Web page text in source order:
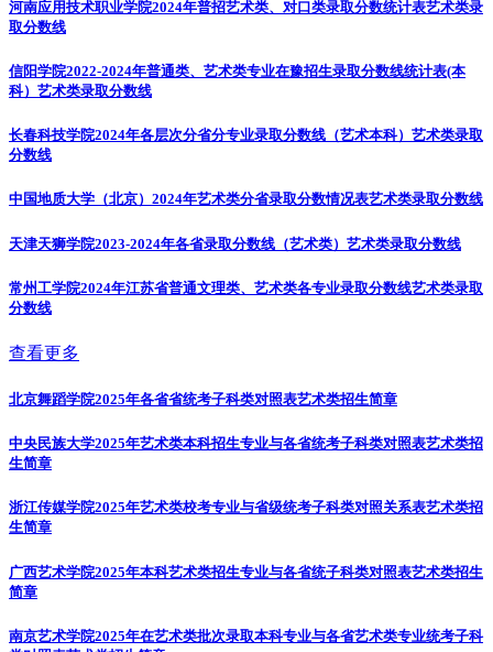
河南应用技术职业学院2024年普招艺术类、对口类录取分数统计表艺术类录
取分数线
信阳学院2022-2024年普通类、艺术类专业在豫招生录取分数线统计表(本
科） 艺术类录取分数线
长春科技学院2024年各层次分省分专业录取分数线（艺术本科） 艺术类录取
分数线
中国地质大学（北京）2024年艺术类分省录取分数情况表艺术类录取分数线
天津天狮学院2023-2024年各省录取分数线（艺术类） 艺术类录取分数线
常州工学院2024年江苏省普通文理类、艺术类各专业录取分数线艺术类录取
分数线
查看更多
北京舞蹈学院2025年各省省统考子科类对照表艺术类招生简章
中央民族大学2025年艺术类本科招生专业与各省统考子科类对照表艺术类招
生简章
浙江传媒学院2025年艺术类校考专业与省级统考子科类对照关系表艺术类招
生简章
广西艺术学院2025年本科艺术类招生专业与各省统子科类对照表艺术类招生
简章
南京艺术学院2025年在艺术类批次录取本科专业与各省艺术类专业统考子科